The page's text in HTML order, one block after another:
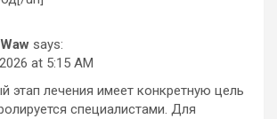
says:
at 5:15 AM
этап лечения имеет конкретную цель
специалистами. Для